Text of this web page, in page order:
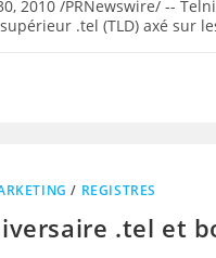
2010 /PRNewswire/ --
.tel (TLD) axé sur
/ REGISTRES
.tel et